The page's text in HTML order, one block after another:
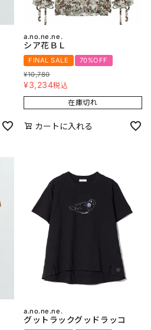
a.no.ne.ne.
シア花ＢＬ
FINAL SALE
70%OFF
¥10,780
¥3,234税込
在庫切れ
カートに入れる
a.no.ne.ne.
グットラックグッドラッコ